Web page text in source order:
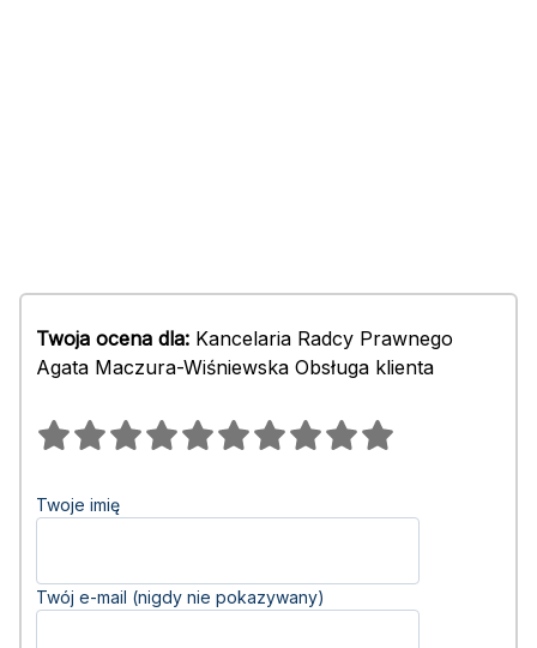
Twoja ocena dla: Kancelaria Radcy Prawnego
Agata Maczura-Wiśniewska Obsługa klienta
Twoje imię
Twój e-mail (nigdy nie pokazywany)